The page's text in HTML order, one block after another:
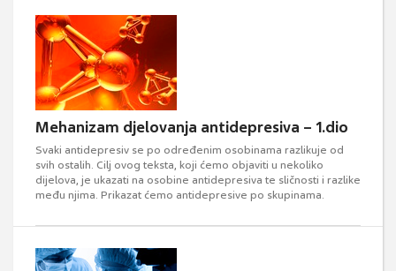
Mehanizam djelovanja antidepresiva – 1.dio
Svaki antidepresiv se po određenim osobinama razlikuje od
svih ostalih. Cilj ovog teksta, koji ćemo objaviti u nekoliko
dijelova, je ukazati na osobine antidepresiva te sličnosti i razlike
među njima. Prikazat ćemo antidepresive po skupinama.